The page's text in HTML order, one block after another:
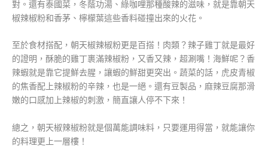
對。還有泰國菜，冬蔭功湯、綠咖哩那種酸辣的滋味，就是靠朝天
椒辣椒粉和香茅、檸檬葉這些香料碰撞出來的火花。
至於食材搭配，朝天椒辣椒粉更是百搭！肉類？辣子雞丁就是最好
的證明，酥脆的雞丁裹滿辣椒粉，又香又辣，超涮嘴！海鮮呢？香
辣蝦就是靠它提鮮去腥，讓蝦的鮮甜更突出。蔬菜的話，虎皮青椒
的焦香配上辣椒粉的辛辣，也是一絕。還有豆製品，麻辣豆腐那滑
嫩的口感加上辣椒的刺激，簡直讓人停不下來！
總之，朝天椒辣椒粉就是個萬能調味料，只要運用得當，就能讓你
的料理更上一層樓！